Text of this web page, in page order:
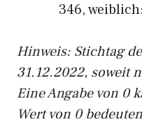
346,
Hinweis: Stichtag
31.12.2022, soweit
Eine Angabe von 0
Wert von 0